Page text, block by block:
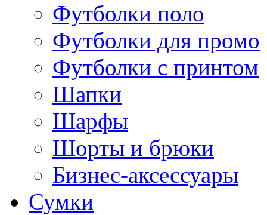
Футболки поло
Футболки для промо
Футболки с принтом
Шапки
Шарфы
Шорты и брюки
Бизнес-аксессуары
Сумки